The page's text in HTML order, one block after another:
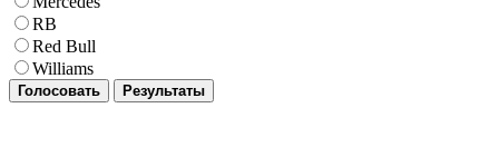
RB
Red Bull
Williams
Голосовать Результаты